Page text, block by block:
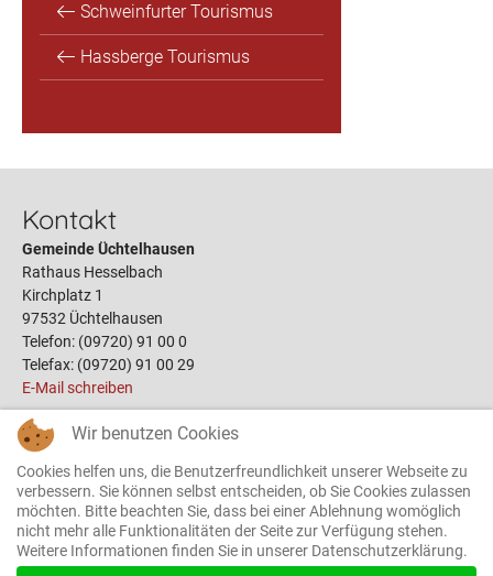
Schweinfurter Tourismus
Hassberge Tourismus
Kontakt
Gemeinde Üchtelhausen
Rathaus Hesselbach
Kirchplatz 1
97532 Üchtelhausen
Telefon: (09720) 91 00 0
Telefax: (09720) 91 00 29
E-Mail schreiben
Links
Öffnungszeiten
Terminbuchung
Bauplätze
Gemeinderat
Wir benutzen Cookies
Cookies helfen uns, die Benutzerfreundlichkeit unserer Webseite zu
verbessern. Sie können selbst entscheiden, ob Sie Cookies zulassen
möchten. Bitte beachten Sie, dass bei einer Ablehnung womöglich
nicht mehr alle Funktionalitäten der Seite zur Verfügung stehen.
Weitere Informationen finden Sie in unserer Datenschutzerklärung.